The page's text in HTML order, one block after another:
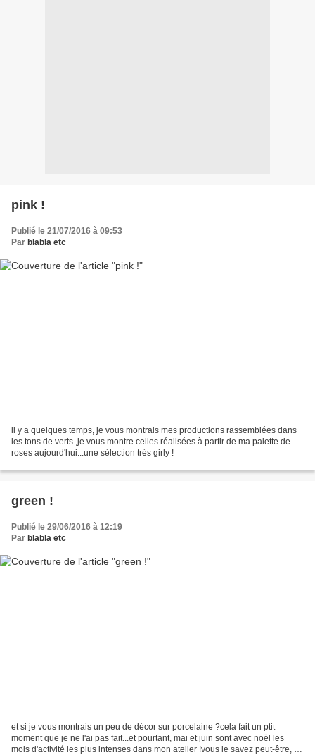
pink !
Publié le 21/07/2016 à 09:53
Par blabla etc
il y a quelques temps, je vous montrais mes productions rassemblées dans
les tons de verts ,je vous montre celles réalisées à partir de ma palette de
roses aujourd'hui...une sélection trés girly !
green !
Publié le 29/06/2016 à 12:19
Par blabla etc
et si je vous montrais un peu de décor sur porcelaine ?cela fait un ptit
moment que je ne l'ai pas fait...et pourtant, mai et juin sont avec noël les
mois d'activité les plus intenses dans mon atelier !vous le savez peut-être, je